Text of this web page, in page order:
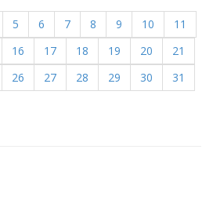
5 6 7 8 9 10
11
16 17 18 19 20
21
26 27 28 29 30
31